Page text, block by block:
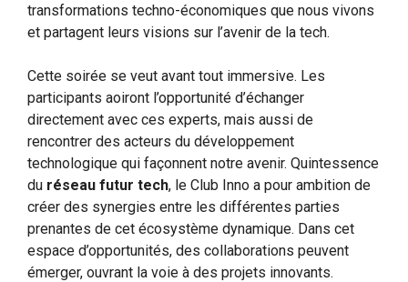
transformations techno-économiques que nous vivons
et partagent leurs visions sur l’avenir de la tech.
Cette soirée se veut avant tout immersive. Les
participants aoiront l’opportunité d’échanger
directement avec ces experts, mais aussi de
rencontrer des acteurs du développement
technologique qui façonnent notre avenir. Quintessence
du réseau futur tech, le Club Inno a pour ambition de
créer des synergies entre les différentes parties
prenantes de cet écosystème dynamique. Dans cet
espace d’opportunités, des collaborations peuvent
émerger, ouvrant la voie à des projets innovants.